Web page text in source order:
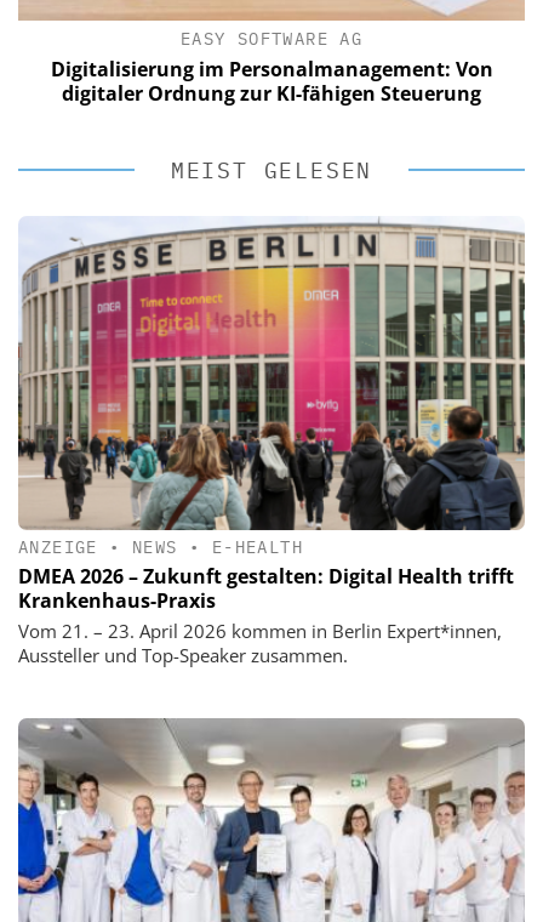
EASY SOFTWARE AG
Digitalisierung im Personalmanagement: Von
digitaler Ordnung zur KI-fähigen Steuerung
MEIST GELESEN
ANZEIGE • NEWS • E-HEALTH
DMEA 2026 – Zukunft gestalten: Digital Health trifft
Krankenhaus-Praxis
Vom 21. – 23. April 2026 kommen in Berlin Expert*innen,
Aussteller und Top-Speaker zusammen.